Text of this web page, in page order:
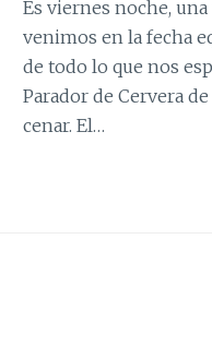
Es viernes noche,
venimos en la fecha
de todo lo que nos
Parador de Cervera
cenar. El…